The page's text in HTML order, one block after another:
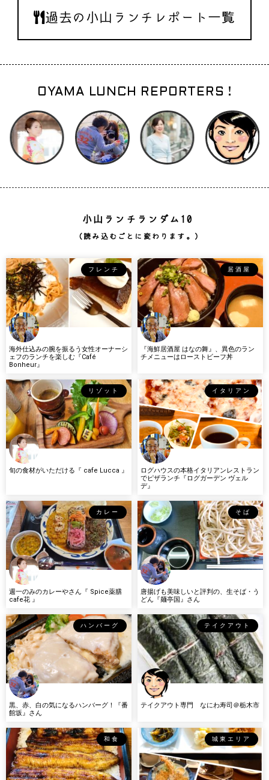
過去の小山ランチレポート一覧
OYAMA LUNCH REPORTERS !
小山ランチランダム10
（読み込むごとに変わります。）
フレンチ
海外仕込みの腕を振るう女性オーナーシ
ェフのランチを楽しむ『Café
Bonheur』
居酒屋
『海鮮居酒屋 はなの舞』、異色のラン
チメニューはローストビーフ丼
リゾット
旬の食材がいただける『 cafe Lucca 』
イタリアン
ログハウスの本格イタリアンレストラン
でピザランチ『ログガーデン ヴェル
デ』
カレー
週一のみのカレーやさん『 Spice薬膳
cafe花 』
そば
唐揚げも美味しいと評判の、生そば・う
どん『麺亭国』さん
ハンバーグ
黒、赤、白の気になるハンバーグ！『番
館坂』さん
テイクアウト
テイクアウト専門 なにわ寿司＠栃木市
和食 城東エリア